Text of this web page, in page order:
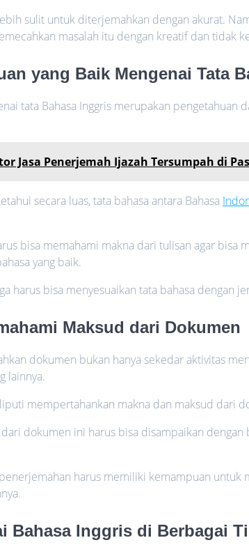
sulit untuk diterjemahkan dengan akurat.
masalah itu dengan kreatif dan tidak
yang Baik Mengenai Tata
tata Bahasa Inggris merupakan pengetahuan
Jasa Penerjemah Ijazah Tersumpah di
secara luas, tata bahasa antara Bahasa
bisa memahami makna dari tulisan agar bisa
yang baik.
harus bisa menyesuaikan tata bahasa dengan
Maksud dari Dokumen
dokumen bukan hanya sekedar aktivitas
lainnya.
mempertahankan makna dan maksud dari
dokumen ini harus bisa disampaikan
harus memiliki kemampuan
Bahasa Inggris di Berbagai